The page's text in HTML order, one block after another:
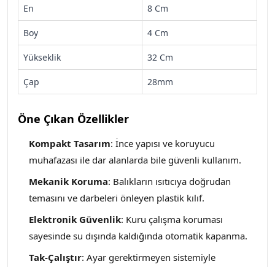
En 8 Cm
Boy 4 Cm
Yükseklik 32 Cm
Çap 28mm
Öne Çıkan Özellikler
Kompakt Tasarım: İnce yapısı ve koruyucu
muhafazası ile dar alanlarda bile güvenli kullanım.
Mekanik Koruma: Balıkların ısıtıcıya doğrudan
temasını ve darbeleri önleyen plastik kılıf.
Elektronik Güvenlik: Kuru çalışma koruması
sayesinde su dışında kaldığında otomatik kapanma.
Tak-Çalıştır: Ayar gerektirmeyen sistemiyle